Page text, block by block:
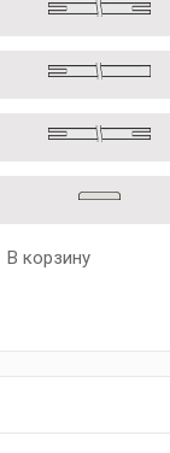
В корзину